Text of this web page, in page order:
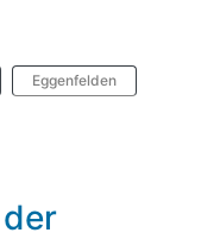
Eggenfelden